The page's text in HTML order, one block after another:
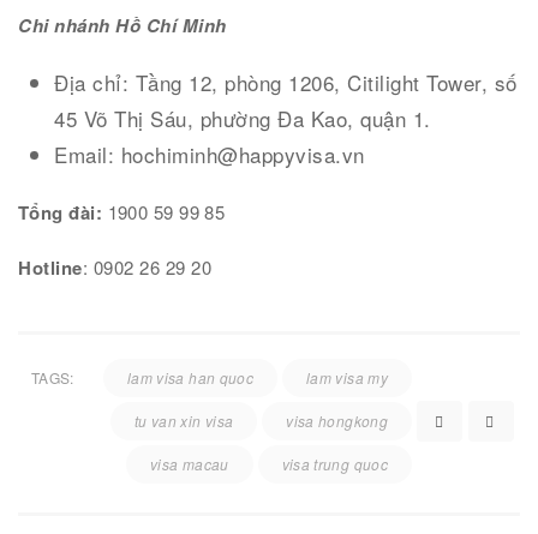
Chi nhánh Hồ Chí Minh
Địa chỉ: Tầng 12, phòng 1206, Citilight Tower, số
45 Võ Thị Sáu, phường Đa Kao, quận 1.
Email: hochiminh@happyvisa.vn
Tổng đài: 1900 59 99 85
Hotline: 0902 26 29 20
TAGS: lam visa han quoc lam visa my
tu van xin visa visa hongkong
visa macau visa trung quoc